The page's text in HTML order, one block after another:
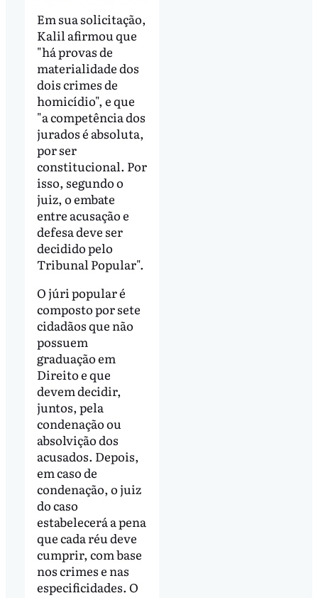
Em sua solicitação,
Kalil afirmou que
"há provas de
materialidade dos
dois crimes de
homicídio", e que
"a competência dos
jurados é absoluta,
por ser
constitucional. Por
isso, segundo o
juiz, o embate
entre acusação e
defesa deve ser
decidido pelo
Tribunal Popular".
O júri popular é
composto por sete
cidadãos que não
possuem
graduação em
Direito e que
devem decidir,
juntos, pela
condenação ou
absolvição dos
acusados. Depois,
em caso de
condenação, o juiz
do caso
estabelecerá a pena
que cada réu deve
cumprir, com base
nos crimes e nas
especificidades. O